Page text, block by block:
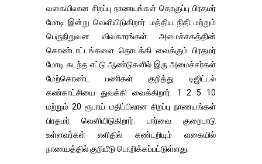
வகையிலான சிறப்பு நாணயங்கள் தொகுப்பு பிரதமர்
மோடி இன்று வெளியிடுகிறார். மத்திய நிதி மற்றும்
பெருநிறுவன விவகாரங்கள் அமைச்சகத்தின்
கொண்டாட்டங்களை தொடக்கி வைக்கும் பிரதமர்
மோடி கடந்த எட்டு ஆண்டுகளில் இரு அமைச்சர்கள்
மேற்கொண்ட பணிகள் குறித்து டிஜிட்டல்
கண்காட்சியை துவக்கி வைக்கிறார். 1 2 5 10
மற்றும் 20 ரூபாய் மதிப்பிலான சிறப்பு நாணயங்கள்
பிரதமர் வெளியிடுகிறார். பார்வை குறைபாடு
உள்ளவர்கள் எளிதில் கண்டறியும் வகையில்
நாணயத்தில் குறியீடு பொறிக்கப்பட்டுள்ளது.